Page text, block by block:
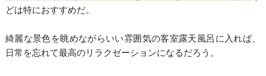
どは特におすすめだ。
綺麗な景色を眺めながらいい雰囲気の客室露天風呂に入れば、
日常を忘れて最高のリラクゼーションになるだろう。